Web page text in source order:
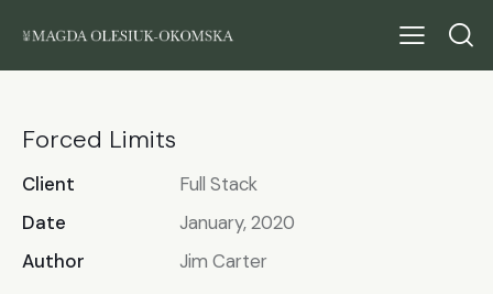
Forced Limits
Client
Full Stack
Date
January, 2020
Author
Jim Carter